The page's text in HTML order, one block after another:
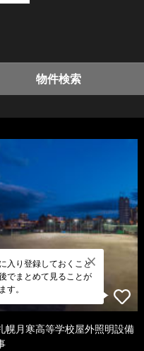
物件検索
入り登録しておくこと
でまとめて見ることが
す。
幌月寒高等学校屋外照明設備